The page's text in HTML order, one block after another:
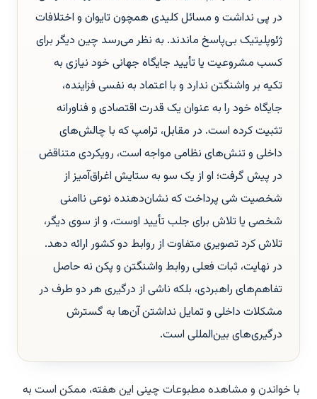
در پی نداشت و مسائل کلیدی همچون تایوان و اختلافات
ژئوپلیتیک بی‌پاسخ ماندند. به نظر می‌رسد چین دیگر برای
کسب مشروعیت یا تأیید جایگاه جهانی خود نیازی به
تکیه بر واشنگتن ندارد و با اعتماد به نفسی فزاینده،
جایگاه خود را به عنوان یک قدرت اقتصادی و فناورانه
تثبیت کرده است. در مقابل، ترامپ که با چالش‌های
داخلی و تنش‌های نظامی مواجه است، رویکردی متناقض
در پیش گرفت؛ او از یک سو به ستایش اغراق‌آمیز از
شخصیت شی پرداخت که نشان‌دهنده نوعی ناامنی
شخصی یا تلاش برای جلب تأیید اوست، و از سوی دیگر،
تلاش کرد تصویری متفاوت از روابط دو کشور ارائه دهد.
در نهایت، ثبات فعلی روابط واشنگتن و پکن نه حاصل
تفاهم‌های راهبردی، بلکه ناشی از درگیری هر دو طرف در
مشکلات داخلی و تمایل نداشتن آن‌ها به گسترش
درگیری‌های بین‌المللی است.
با خواندن و مشاهده مطبوعات چینی این هفته، ممکن است به